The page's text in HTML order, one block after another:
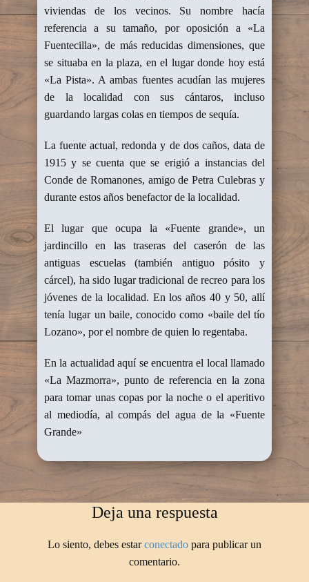
viviendas de los vecinos. Su nombre hacía
referencia a su tamaño, por oposición a «La
Fuentecilla», de más reducidas dimensiones, que
se situaba en la plaza, en el lugar donde hoy está
«La Pista». A ambas fuentes acudían las mujeres
de la localidad con sus cántaros, incluso
guardando largas colas en tiempos de sequía.
La fuente actual, redonda y de dos caños, data de
1915 y se cuenta que se erigió a instancias del
Conde de Romanones, amigo de Petra Culebras y
durante estos años benefactor de la localidad.
El lugar que ocupa la «Fuente grande», un
jardincillo en las traseras del caserón de las
antiguas escuelas (también antiguo pósito y
cárcel), ha sido lugar tradicional de recreo para los
jóvenes de la localidad. En los años 40 y 50, allí
tenía lugar un baile, conocido como «baile del tío
Lozano», por el nombre de quien lo regentaba.
En la actualidad aquí se encuentra el local llamado
«La Mazmorra», punto de referencia en la zona
para tomar unas copas por la noche o el aperitivo
al mediodía, al compás del agua de la «Fuente
Grande»
Deja una respuesta
Lo siento, debes estarconectado para publicar un
comentario.